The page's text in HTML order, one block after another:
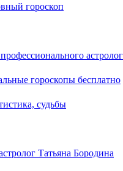
гороскоп
гороскопы бесплатно
судьбы
Татьяна Бородина